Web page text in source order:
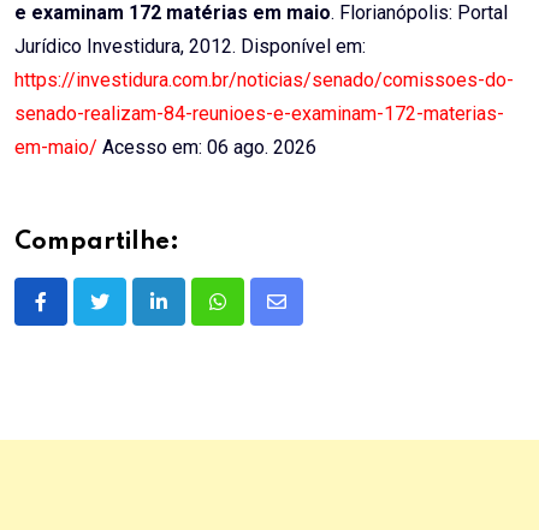
e examinam 172 matérias em maio. Florianópolis: Portal
Jurídico Investidura, 2012. Disponível em:
https://investidura.com.br/noticias/senado/comissoes-do-
senado-realizam-84-reunioes-e-examinam-172-materias-
em-maio/ Acesso em: 06 ago. 2026
Compartilhe:
LinkedInWhatsappShare